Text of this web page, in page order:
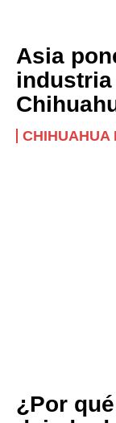
Asia
CHIHUAHUA
¿Por